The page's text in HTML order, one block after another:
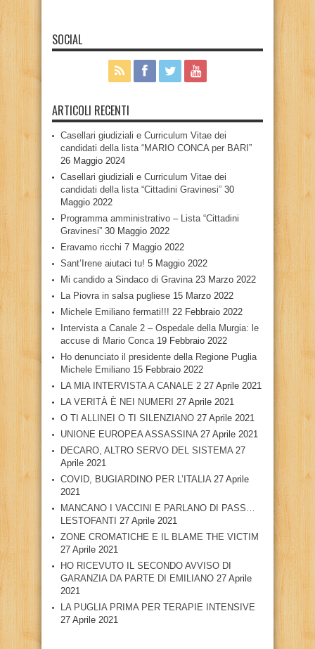
SOCIAL
ARTICOLI RECENTI
Casellari giudiziali e Curriculum Vitae dei
candidati della lista “MARIO CONCA per BARI”
26 Maggio 2024
Casellari giudiziali e Curriculum Vitae dei
candidati della lista “Cittadini Gravinesi” 30
Maggio 2022
Programma amministrativo – Lista “Cittadini
Gravinesi” 30 Maggio 2022
Eravamo ricchi 7 Maggio 2022
Sant’Irene aiutaci tu! 5 Maggio 2022
Mi candido a Sindaco di Gravina 23 Marzo 2022
La Piovra in salsa pugliese 15 Marzo 2022
Michele Emiliano fermati!!! 22 Febbraio 2022
Intervista a Canale 2 – Ospedale della Murgia: le
accuse di Mario Conca 19 Febbraio 2022
Ho denunciato il presidente della Regione Puglia
Michele Emiliano 15 Febbraio 2022
LA MIA INTERVISTA A CANALE 2 27 Aprile 2021
LA VERITÀ È NEI NUMERI 27 Aprile 2021
O TI ALLINEI O TI SILENZIANO 27 Aprile 2021
UNIONE EUROPEA ASSASSINA 27 Aprile 2021
DECARO, ALTRO SERVO DEL SISTEMA 27
Aprile 2021
COVID, BUGIARDINO PER L’ITALIA 27 Aprile
2021
MANCANO I VACCINI E PARLANO DI PASS…
LESTOFANTI 27 Aprile 2021
ZONE CROMATICHE E IL BLAME THE VICTIM
27 Aprile 2021
HO RICEVUTO IL SECONDO AVVISO DI
GARANZIA DA PARTE DI EMILIANO 27 Aprile
2021
LA PUGLIA PRIMA PER TERAPIE INTENSIVE
27 Aprile 2021